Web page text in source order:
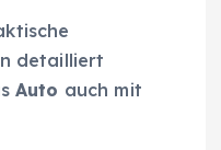
detailliert
Auto auch mit